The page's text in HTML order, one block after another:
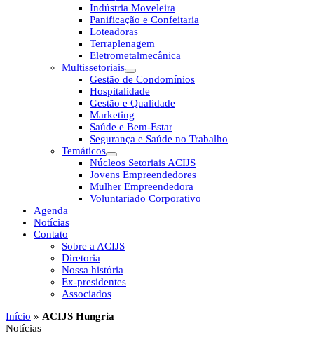
Indústria Moveleira
Panificação e Confeitaria
Loteadoras
Terraplenagem
Eletrometalmecânica
Multissetoriais
Gestão de Condomínios
Hospitalidade
Gestão e Qualidade
Marketing
Saúde e Bem-Estar
Segurança e Saúde no Trabalho
Temáticos
Núcleos Setoriais ACIJS
Jovens Empreendedores
Mulher Empreendedora
Voluntariado Corporativo
Agenda
Notícias
Contato
Sobre a ACIJS
Diretoria
Nossa história
Ex-presidentes
Associados
Início » ACIJS Hungria
Notícias